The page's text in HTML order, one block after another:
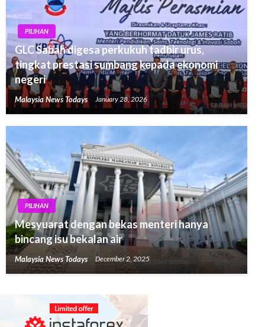
PILIHAN
GLC Sabah digesa perkukuh tadbir urus,
tingkat prestasi sumbang kepada ekonomi
negeri
Malaysia News Todays January 28, 2026
PILIHAN
Mesyuarat dengan bekas menteri hanya
bincang isu bekalan air
Malaysia News Todays December 2, 2025